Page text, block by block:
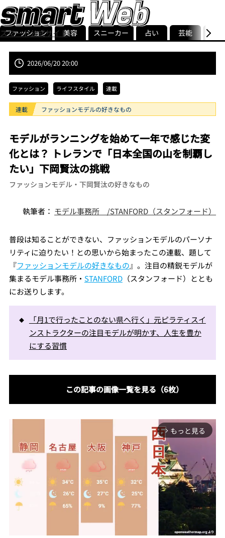
スマート公式サイト
smart最新号
記事一覧ランキング
ストリ
ファッション 美容 スニーカー 占い 芸能 グル
2026/06/20 20:00
ファッション ライフスタイル 連載
連載 ファッションモデルの好きなもの
モデルがランニングを始めて一年で感じた変
化とは？ トレランで「日本全国の山を制覇し
たい」下岡賢汰の挑戦
ファッションモデル・下岡賢汰の好きなもの
執筆者： モデル事務所 /STANFORD（スタンフォード）
普段は知ることができない、ファッションモデルのパーソナ
リティに迫りたい！との思いから始まったこの連載、題して
『ファッションモデルの好きなもの』。注目の精鋭モデルが
集まるモデル事務所・ STANFORD（スタンフォード）ととも
にお送りします。
「月1で行ったことのない県へ行く」元ピラティスイ
ンストラクターの注目モデルが明かす、人生を豊か
にする習慣
この記事の画像一覧を見る（6枚）
arrow_forward_ios もっと見る